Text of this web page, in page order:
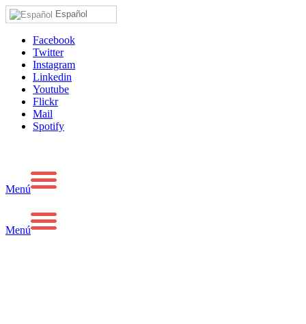
Español
Facebook
Twitter
Instagram
Linkedin
Youtube
Flickr
Mail
Spotify
Menú
Menú